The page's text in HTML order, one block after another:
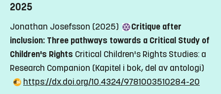
2025
Jonathan Josefsson (2025)
Critique after
inclusion: Three pathways towards a Critical Study of
Children's Rights Critical Children's Rights Studies: a
Research Companion (Kapitel i bok, del av antologi)
https://dx.doi.org/10.4324/9781003510284-20